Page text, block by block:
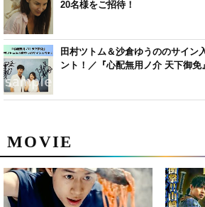
MOVIE
20名様をご招待！
田村ツトム＆沙倉ゆうののサイン
ント！／『心配無用ノ介 天下御免』